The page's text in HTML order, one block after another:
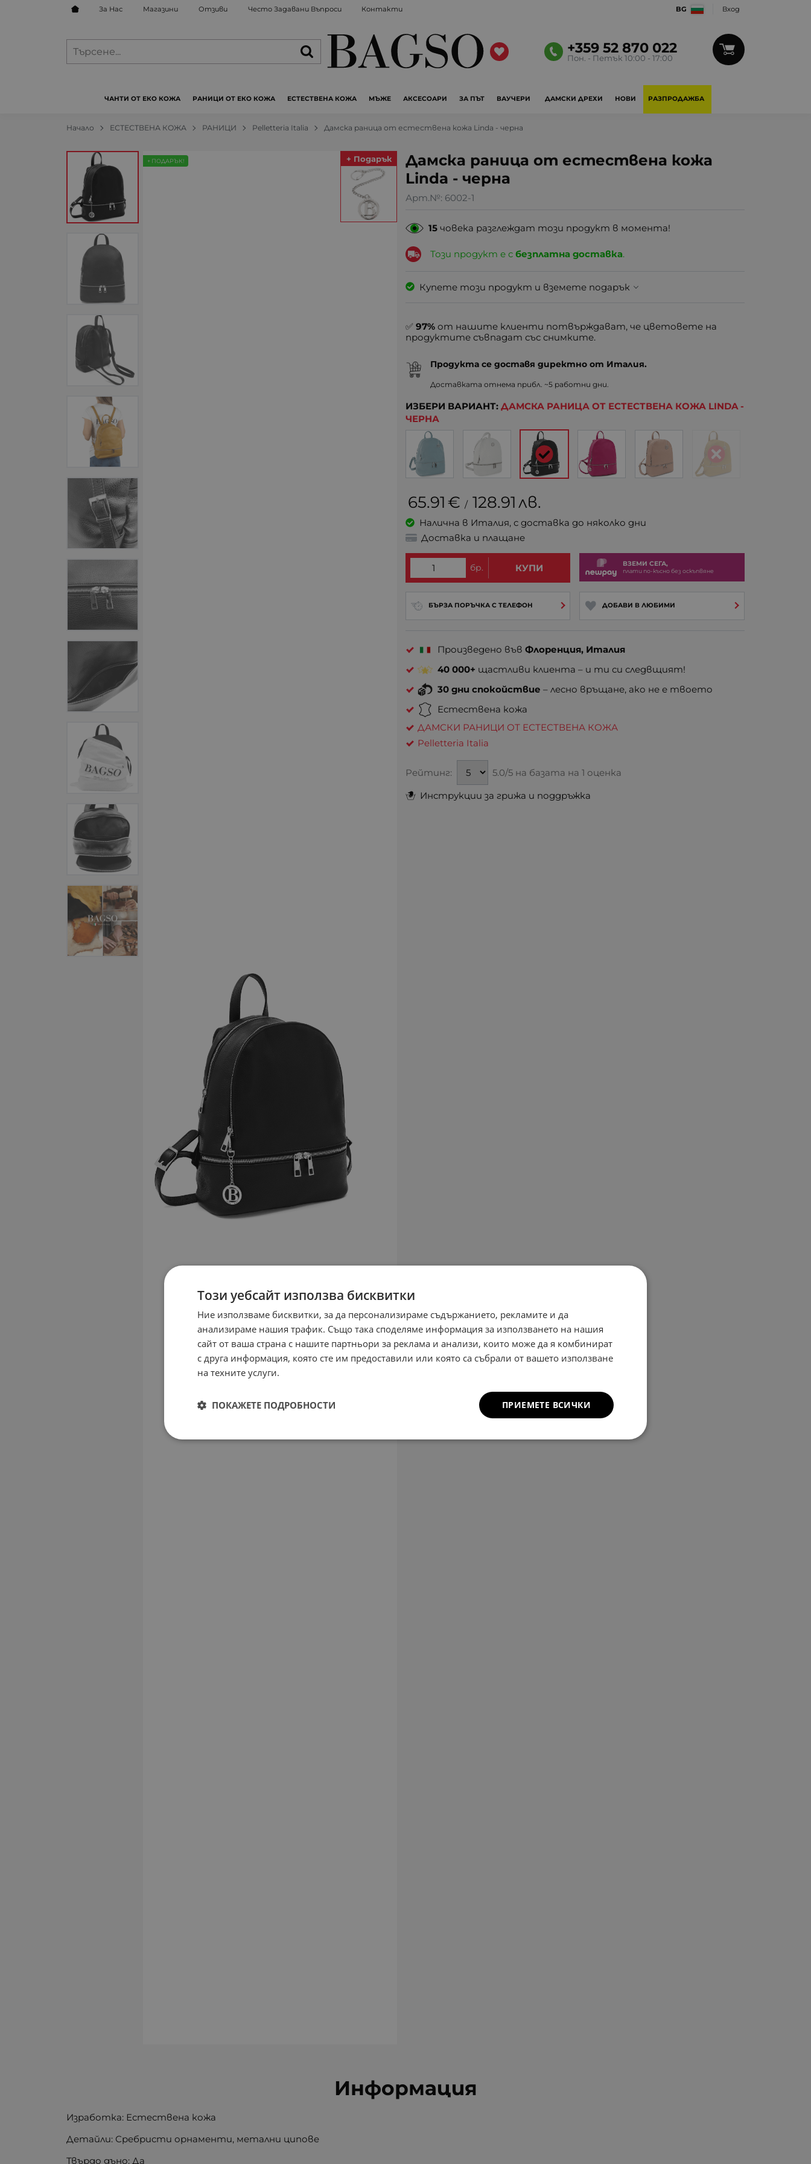
За Нас Магазини Отзиви Често Задавани Въпроси Контакти BG Вход
+359 52 870 022
Пон. - Петък 10:00 - 17:00
РАЗПРОДАЖБА
НОВИ
ЧАНТИ ОТ ЕКО КОЖА РАНИЦИ ОТ ЕКО КОЖА ЕСТЕСТВЕНА КОЖА МЪЖЕ АКСЕСОАРИ ЗА ПЪТ ВАУЧЕРИ ДАМСКИ ДРЕХИ
Начало ЕСТЕСТВЕНА КОЖА РАНИЦИ Pelletteria Italia Дамска раница от естествена кожа Linda - черна
Дамска раница от естествена кожа
Linda - черна
Арт.№: 6002-1
+ ПОДАРЪК! + Подарък
15човека разглеждат този продукт в момента!
Този продукт е сбезплатна доставка.
Купете този продукт и вземете подарък
✅ 97% от нашите клиенти потвърждават, че цветовете на
продуктите съвпадат със снимките.
Продукта се доставя директно от Италия.
Доставката отнема прибл. ~5 работни дни.
ИЗБЕРИ ВАРИАНТ: ДАМСКА РАНИЦА ОТ ЕСТЕСТВЕНА КОЖА LINDA -
ЧЕРНА
65.91€ / 128.91лв.
Налична в Италия, с доставка до няколко дни
Доставка и плащане
Инструкции за грижа и поддръжка
бр. КУПИ ВЗЕМИ СЕГА,
плати по-късно без оскъпвяне
БЪРЗА ПОРЪЧКА С ТЕЛЕФОН ДОБАВИ В ЛЮБИМИ
Произведено във Флоренция, Италия
40 000+ щастливи клиента – и ти си следвщият!
30 дни спокойствие – лесно връщане, ако не е твоето
Естествена кожа
ДАМСКИ РАНИЦИ ОТ ЕСТЕСТВЕНА КОЖА
Pelletteria Italia
Рейтинг: 5.0/5 на базата на 1 оценка
Информация
Изработка: Естествена кожа
Детайли: Сребристи орнаменти, метални ципове
Твърдо дъно: Да
Този уебсайт използва бисквитки
Ние използваме бисквитки, за да персонализираме съдържанието, рекламите и да
анализираме нашия трафик. Също така споделяме информация за използването на нашия
сайт от ваша страна с нашите партньори за реклама и анализи, които може да я комбинират
с друга информация, която сте им предоставили или която са събрали от вашето използване
на техните услуги.
ПРИЕМЕТЕ ВСИЧКИ
ПОКАЖЕТЕ ПОДРОБНОСТИ